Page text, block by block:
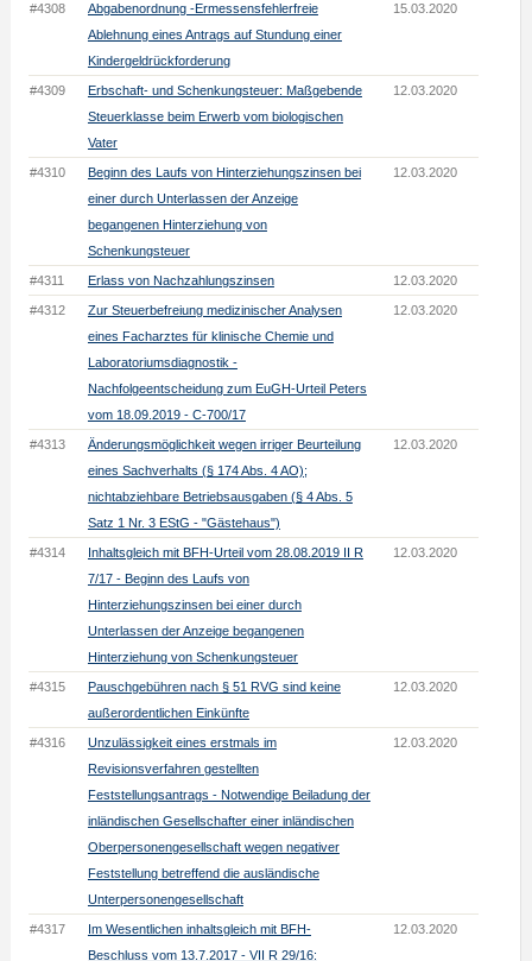
#4308
Abgabenordnung -Ermessensfehlerfreie
Ablehnung eines Antrags auf Stundung einer
Kindergeldrückforderung
15.03.2020
#4309
Erbschaft- und Schenkungsteuer: Maßgebende
Steuerklasse beim Erwerb vom biologischen
Vater
12.03.2020
#4310
Beginn des Laufs von Hinterziehungszinsen bei
einer durch Unterlassen der Anzeige
begangenen Hinterziehung von
Schenkungsteuer
12.03.2020
#4311 Erlass von Nachzahlungszinsen 12.03.2020
#4312
Zur Steuerbefreiung medizinischer Analysen
eines Facharztes für klinische Chemie und
Laboratoriumsdiagnostik -
Nachfolgeentscheidung zum EuGH-Urteil Peters
vom 18.09.2019 - C-700/17
12.03.2020
#4313
Änderungsmöglichkeit wegen irriger Beurteilung
eines Sachverhalts (§ 174 Abs. 4 AO);
nichtabziehbare Betriebsausgaben (§ 4 Abs. 5
Satz 1 Nr. 3 EStG - "Gästehaus")
12.03.2020
#4314
Inhaltsgleich mit BFH-Urteil vom 28.08.2019 II R
7/17 - Beginn des Laufs von
Hinterziehungszinsen bei einer durch
Unterlassen der Anzeige begangenen
Hinterziehung von Schenkungsteuer
12.03.2020
#4315
Pauschgebühren nach § 51 RVG sind keine
außerordentlichen Einkünfte
12.03.2020
#4316
Unzulässigkeit eines erstmals im
Revisionsverfahren gestellten
Feststellungsantrags - Notwendige Beiladung der
inländischen Gesellschafter einer inländischen
Oberpersonengesellschaft wegen negativer
Feststellung betreffend die ausländische
Unterpersonengesellschaft
12.03.2020
#4317
Im Wesentlichen inhaltsgleich mit BFH-
Beschluss vom 13.7.2017 - VII R 29/16:
12.03.2020